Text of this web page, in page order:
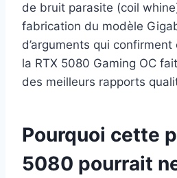
de bruit parasite (coil
fabrication du modèle
d’arguments qui
la RTX 5080 Gaming OC
des meilleurs rapports
Pourquoi cette
5080 pourrait